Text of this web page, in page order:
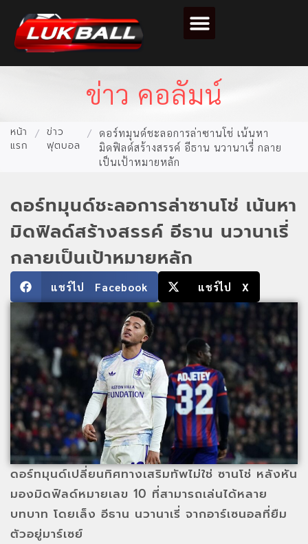
ข่าว คอลัมน์
หน้า
แรก
/ ข่าว
ฟุตบอล
/
ดอร์ทมุนด์ชะลอการล่าซานโช่ เน้นหา
มิดฟิลด์สร้างสรรค์ อีธาน นวานาเรี่ กลาย
เป็นเป้าหมายหลัก
ดอร์ทมุนด์ชะลอการล่าซานโช่ เน้นหา
มิดฟิลด์สร้างสรรค์ อีธาน นวานาเรี่
กลายเป็นเป้าหมายหลัก
แชร์ไป Facebook แชร์ไป X
ดอร์ทมุนด์เปลี่ยนทิศทางเสริมทัพไม่ใช่ ซานโช่ หลังหัน
มองมิดฟิลด์หมายเลข 10 ที่สามารถเล่นได้หลาย
บทบาท โดยเล็ง อีธาน นวานาเรี่ จากอาร์เซนอลที่ยืม
ตัวอยู่มาร์เซย์